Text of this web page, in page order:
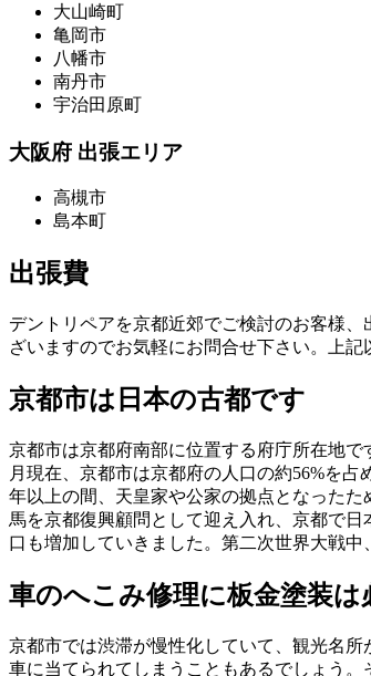
大山崎町
亀岡市
八幡市
南丹市
宇治田原町
大阪府 出張エリア
高槻市
島本町
出張費
デントリペアを京都近郊でご検討のお客様
ざいますのでお気軽にお問合せ下さい。上
京都市は日本の古都です
京都市は京都府南部に位置する府庁所在地
月現在、京都市は京都府の人口の約56%を
年以上の間、天皇家や公家の拠点となった
馬を京都復興顧問として迎え入れ、京都で
口も増加していきました。第二次世界大戦
車のへこみ修理に板金塗装
京都市では渋滞が慢性化していて、観光名
車に当てられてしまうこともあるでしょう